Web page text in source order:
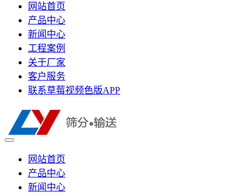
网站首页
产品中心
新闻中心
工程案例
关于厂家
客户服务
联系草莓视频色版APP
网站首页
产品中心
新闻中心